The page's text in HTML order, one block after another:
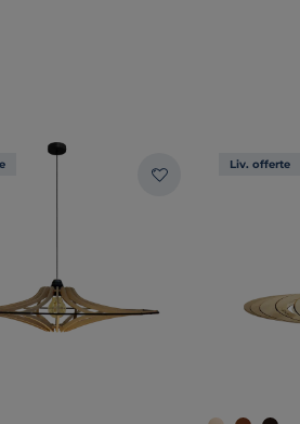
Liv. offerte